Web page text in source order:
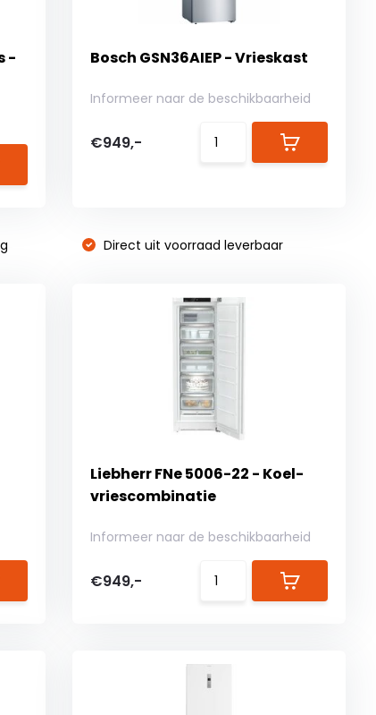
-
Bosch GSN36AIEP - Vrieskast
Informeer naar de beschikbaarheid
€949,-
Direct uit voorraad leverbaar
Liebherr FNe 5006-22 - Koel-
vriescombinatie
Informeer naar de beschikbaarheid
€949,-